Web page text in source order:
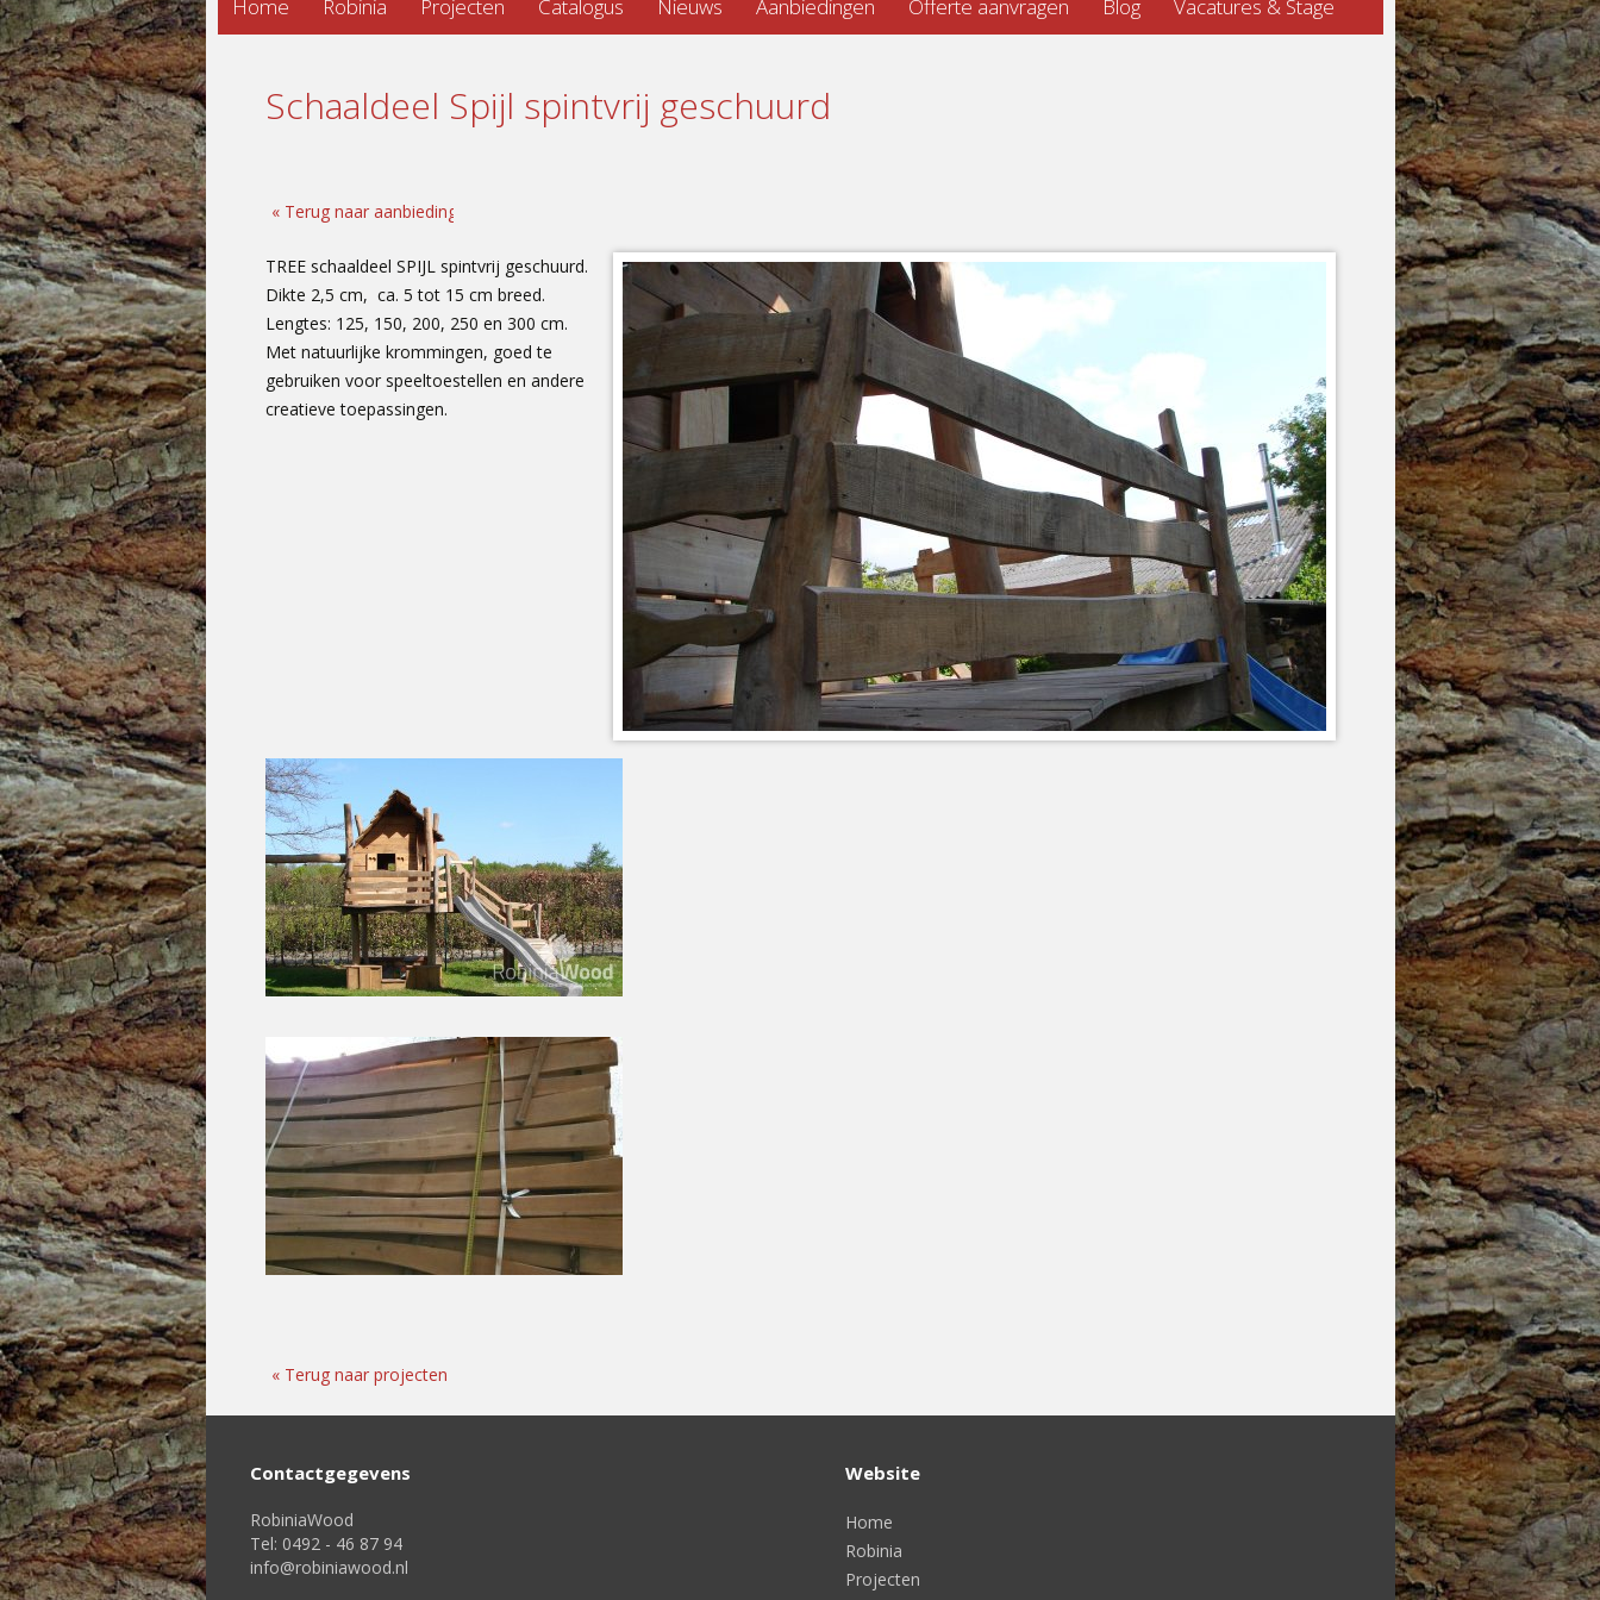
Home Robinia Projecten Catalogus Nieuws Aanbiedingen Offerte aanvragen Blog Vacatures & Stage
Schaaldeel Spijl spintvrij geschuurd
TREE schaaldeel SPIJL spintvrij geschuurd.
Dikte 2,5 cm, ca. 5 tot 15 cm breed.
Lengtes: 125, 150, 200, 250 en 300 cm.
Met natuurlijke krommingen, goed te
gebruiken voor speeltoestellen en andere
creatieve toepassingen.
Contactgegevens
RobiniaWood
Tel: 0492 - 46 87 94
info@robiniawood.nl
Website
Home
Robinia
Projecten